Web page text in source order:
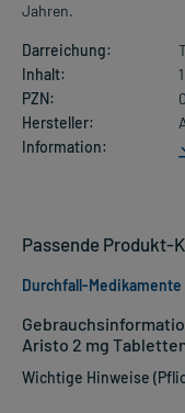
Jahren.
Darreichung:
Inhalt:
PZN:
Hersteller:
Information:
Aristo 2 mg
Wichtige Hinweise
Passende Produkt-
Durchfall-Medikamente